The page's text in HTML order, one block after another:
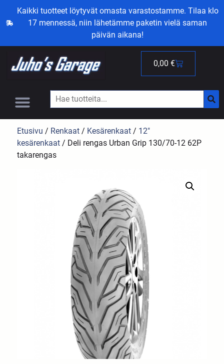
Kaikki tuotteet löytyvät omasta varastostamme. Tilaa klo
17 mennessä, niin lähetämme paketin vielä saman
päivän aikana!
0,00 €
Etusivu / Renkaat / Kesärenkaat / 12"
kesärenkaat / Deli rengas Urban Grip 130/70-12 62P
takarengas